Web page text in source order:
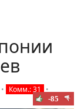
• Комм.: 31
•
-85